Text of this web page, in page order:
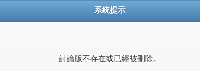
系統提示
討論版不存在或已經被刪除。